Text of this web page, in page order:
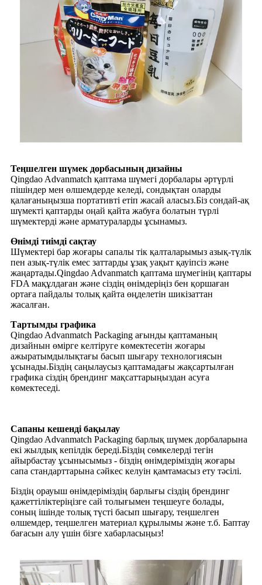
Теңшелген шүмек дорбасының дизайны
Qingdao Advanmatch қаптама шүмегі дорбалары әртүрлі
пішіндер мен өлшемдерде келеді, сондықтан оларды
қалағаныңызша портативті етіп жасай аласыз.Біз сондай-ақ
шүмекті қаптарды оңай қайта жабуға болатын түрлі
шүмектерді және арматураларды ұсынамыз.
Өнімді тиімді сақтау
Шүмектері бар жоғары сапалы тік қалталарымыз азық-түлік
пен азық-түлік емес заттарды ұзақ уақыт қауіпсіз және
жаңартады.Qingdao Advanmatch қаптама шүмегінің қаптары
FDA мақұлдаған және сіздің өнімдеріңіз бен қоршаған
ортаға пайдалы толық қайта өңделетін шикізаттан
жасалған.
Тартымды графика
Qingdao Advanmatch Packaging ағынды қаптаманың
дизайнын өмірге келтіруге көмектесетін жоғары
ажыратымдылықтағы басып шығару технологиясын
ұсынады.Біздің саңылаусыз қаптамадағы жақсартылған
графика сіздің брендинг мақсаттарыңыздан асуға
көмектеседі.
Сапаны кешенді бақылау
Qingdao Advanmatch Packaging барлық шүмек дорбаларына
екі жылдық кепілдік береді.Біздің сөмкелерді тегін
айырбастау ұсынысымыз - біздің өнімдеріміздің жоғары
сапа стандарттарына сәйкес келуін қамтамасыз ету тәсілі.
Біздің орауыш өнімдеріміздің барлығы сіздің брендинг
қажеттіліктеріңізге сай толығымен теңшеуге болады,
соның ішінде толық түсті басып шығару, теңшелген
өлшемдер, теңшелген материал құрылымы және т.б. Баптау
бағасын алу үшін бізге хабарласыңыз!